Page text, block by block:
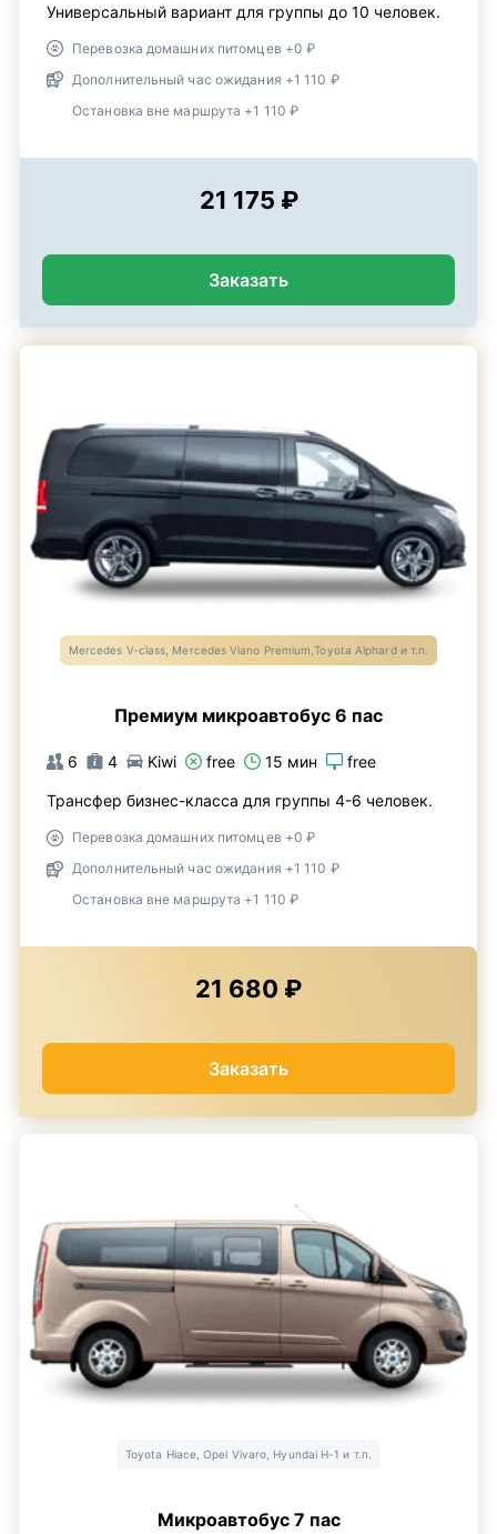
Универсальный вариант для группы до 10 человек.
Перевозка домашних питомцев +0 ₽
Дополнительный час ожидания +1 110 ₽
Остановка вне маршрута +1 110 ₽
21 175 ₽
Заказать
Mercedes V-class, Mercedes Viano Premium,Toyota Alphard и т.п.
Премиум микроавтобус 6 пас
6 4 Kiwi free 15 мин free
Трансфер бизнес-класса для группы 4-6 человек.
Перевозка домашних питомцев +0 ₽
Дополнительный час ожидания +1 110 ₽
Остановка вне маршрута +1 110 ₽
21 680 ₽
Заказать
Toyota Hiace, Opel Vivaro, Hyundai H-1 и т.п.
Микроавтобус 7 пас